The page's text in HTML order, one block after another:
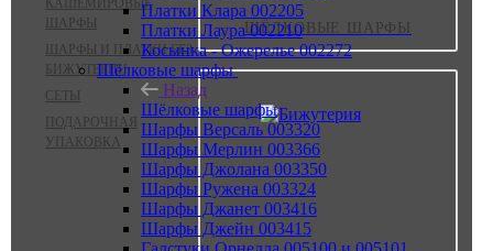
КАШЕМИРОВЫЕ
ШАРФЫ
ШАРФЫ И ПЛАТКИ БЕЗ
БИЖУТЕРИИ
СЕТЫ
ПОДАРОЧНАЯ
УПАКОВКА
ШЁЛКОВЫЕ ШАРФЫ
Платки Клара 002205
Платки Лаура 002210
Косынка - Ожерелье 002272
Шёлковые шарфы
Назад
Шёлковые шарфы
Шарфы Версаль 003320
Шарфы Мерлин 003366
Шарфы Джолана 003350
Шарфы Ружена 003324
Шарфы Джанет 003416
Шарфы Джейн 003415